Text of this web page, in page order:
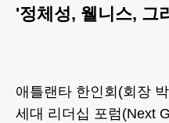
'정체성, 웰니스, 그
애틀랜타 한인회(회장
세대 리더십 포럼(Next